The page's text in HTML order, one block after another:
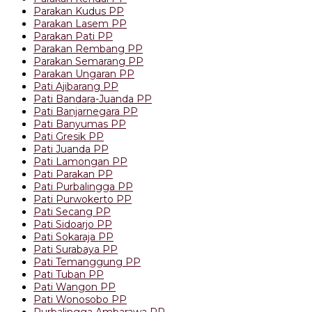
Parakan Kudus PP
Parakan Lasem PP
Parakan Pati PP
Parakan Rembang PP
Parakan Semarang PP
Parakan Ungaran PP
Pati Ajibarang PP
Pati Bandara-Juanda PP
Pati Banjarnegara PP
Pati Banyumas PP
Pati Gresik PP
Pati Juanda PP
Pati Lamongan PP
Pati Parakan PP
Pati Purbalingga PP
Pati Purwokerto PP
Pati Secang PP
Pati Sidoarjo PP
Pati Sokaraja PP
Pati Surabaya PP
Pati Temanggung PP
Pati Tuban PP
Pati Wangon PP
Pati Wonosobo PP